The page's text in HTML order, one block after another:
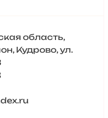
область,
Кудрово, ул.